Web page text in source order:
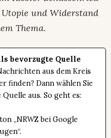
und Widerstand
Thema.
bevorzugte Quelle
aus dem Kreis
finden? Dann wählen Sie
aus. So geht es:
„NRWZ bei Google